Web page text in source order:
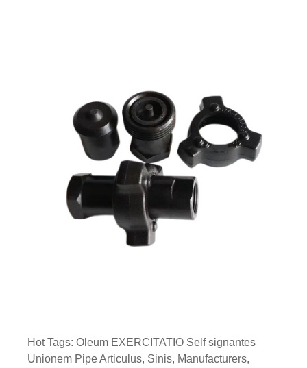
Hot Tags: Oleum EXERCITATIO Self signantes
Unionem Pipe Articulus, Sinis, Manufacturers,